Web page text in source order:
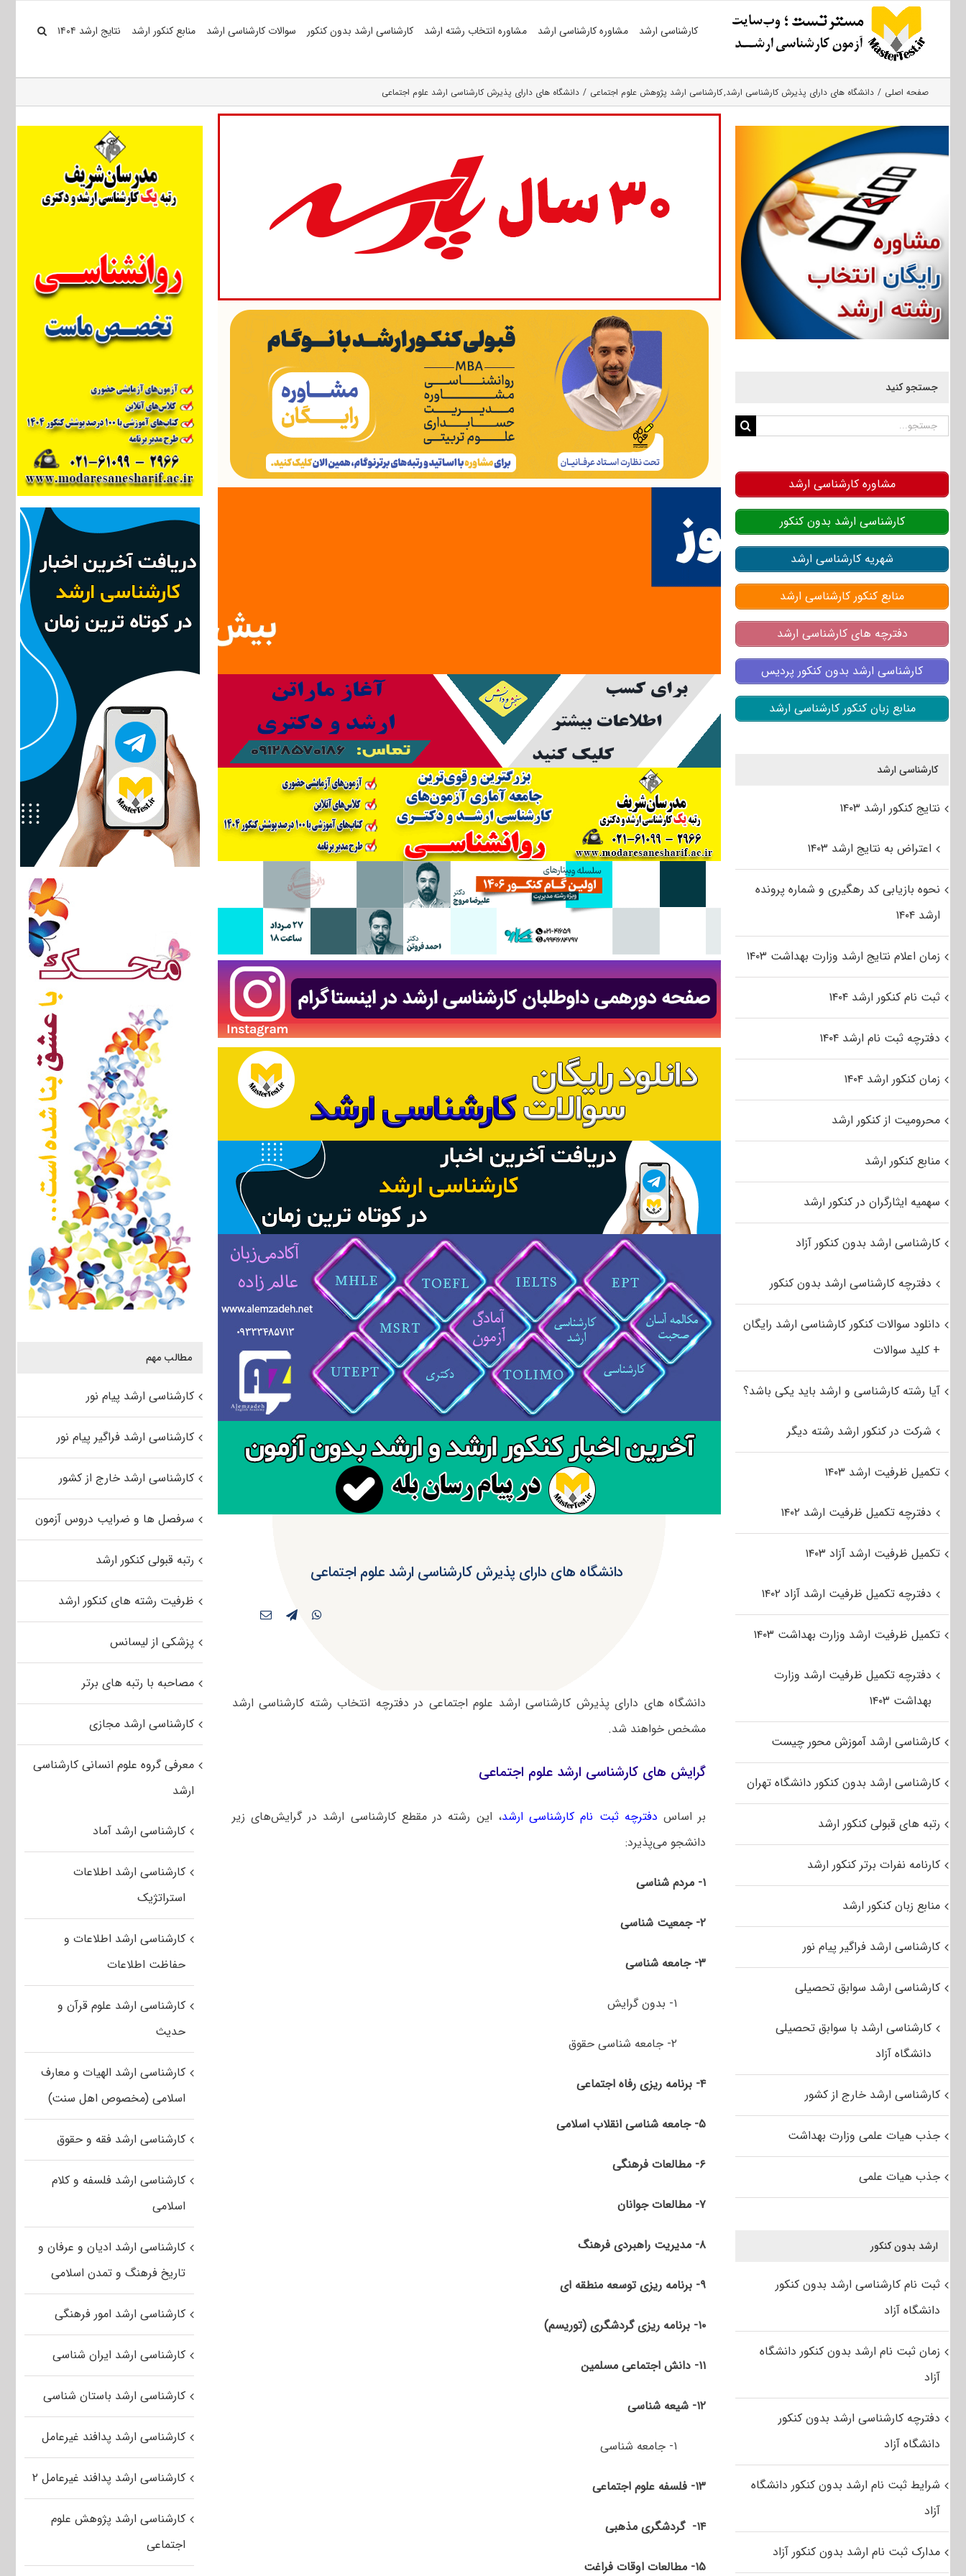
کارشناسی ارشد مشاوره کارشناسی ارشد مشاوره انتخاب رشته ارشد کارشناسی ارشد بدون کنکور سوالات کارشناسی ارشد منابع کنکور ارشد نتایج ارشد ۱۴۰۴
صفحه اصلی دانشگاه های دارای پذیرش کارشناسی ارشد کارشناسی ارشد پژوهش علوم اجتماعی دانشگاه های دارای پذیرش کارشناسی ارشد علوم اجتماعی
دانشگاه های دارای پذیرش کارشناسی ارشد علوم اجتماعی
دانشگاه های دارای پذیرش کارشناسی ارشد علوم اجتماعی در دفترچه انتخاب رشته کارشناسی ارشد
مشخص خواهند شد.
گرایش های کارشناسی ارشد علوم اجتماعی
بر اساس دفترچه ثبت نام کارشناسی ارشد، این رشته در مقطع کارشناسی ارشد در گرایش‌های زیر
دانشجو می‌پذیرد:
۱- مردم شناسی
۲- جمعیت شناسی
۳- جامعه شناسی
۱- بدون گرایش
۲- جامعه شناسی حقوق
۴- برنامه ­ریزی رفاه اجتماعی
۵- جامعه شناسی انقلاب اسلامی
۶- مطالعات فرهنگی
۷- مطالعات جوانان
۸- مدیریت راهبردی فرهنگ
۹- برنامه­ ریزی توسعه منطقه­ ای
۱۰- برنامه ­ریزی گردشگری (توریسم)
۱۱- دانش اجتماعی مسلمین
۱۲- شیعه شناسی
۱- جامعه شناسی
۱۳- فلسفه علوم اجتماعی
۱۴- گردشگری مذهبی
۱۵- مطالعات اوقات فراغت
مطالب مهم
کارشناسی ارشد پیام نور
کارشناسی ارشد فراگیر پیام نور
کارشناسی ارشد خارج از کشور
سرفصل ها و ضرایب دروس آزمون
رتبه قبولی کنکور ارشد
ظرفیت رشته های کنکور ارشد
پزشکی از لیسانس
مصاحبه با رتبه های برتر
کارشناسی ارشد مجازی
معرفی گروه علوم انسانی کارشناسی
ارشد
کارشناسی ارشد آماد
کارشناسی ارشد اطلاعات
استراتژیک
کارشناسی ارشد اطلاعات و
حفاظت اطلاعات
کارشناسی ارشد علوم قرآن و
حدیث
کارشناسی ارشد الهیات و معارف
اسلامی (مخصوص اهل سنت)
کارشناسی ارشد فقه و حقوق
کارشناسی ارشد فلسفه و کلام
اسلامی
کارشناسی ارشد ادیان و عرفان و
تاریخ فرهنگ و تمدن اسلامی
کارشناسی ارشد امور فرهنگی
کارشناسی ارشد ایران شناسی
کارشناسی ارشد باستان شناسی
کارشناسی ارشد پدافند غیرعامل
کارشناسی ارشد پدافند غیرعامل ۲
کارشناسی ارشد پژوهش علوم
اجتماعی
جستجو کنید
جستجو
مشاوره کارشناسی ارشد
کارشناسی ارشد بدون کنکور
شهریه کارشناسی ارشد
منابع کنکور کارشناسی ارشد
دفترچه های کارشناسی ارشد
کارشناسی ارشد بدون کنکور پردیس
منابع زبان کنکور کارشناسی ارشد
کارشناسی ارشد
نتایج کنکور ارشد ۱۴۰۳
اعتراض به نتایج ارشد ۱۴۰۳
نحوه بازیابی کد رهگیری و شماره پرونده
ارشد ۱۴۰۴
زمان اعلام نتایج ارشد وزارت بهداشت ۱۴۰۳
ثبت نام کنکور ارشد ۱۴۰۴
دفترچه ثبت نام ارشد ۱۴۰۴
زمان کنکور ارشد ۱۴۰۴
محرومیت از کنکور ارشد
منابع کنکور ارشد
سهمیه ایثارگران در کنکور ارشد
کارشناسی ارشد بدون کنکور آزاد
دفترچه کارشناسی ارشد بدون کنکور
دانلود سوالات کنکور کارشناسی ارشد رایگان
+ کلید سوالات
آیا رشته کارشناسی و ارشد باید یکی باشد؟
شرکت در کنکور ارشد رشته دیگر
تکمیل ظرفیت ارشد ۱۴۰۳
دفترچه تکمیل ظرفیت ارشد ۱۴۰۲
تکمیل ظرفیت ارشد آزاد ۱۴۰۳
دفترچه تکمیل ظرفیت ارشد آزاد ۱۴۰۲
تکمیل ظرفیت ارشد وزارت بهداشت ۱۴۰۳
دفترچه تکمیل ظرفیت ارشد وزارت
بهداشت ۱۴۰۳
کارشناسی ارشد آموزش محور چیست
کارشناسی ارشد بدون کنکور دانشگاه تهران
رتبه های قبولی کنکور ارشد
کارنامه نفرات برتر کنکور ارشد
منابع زبان کنکور ارشد
کارشناسی ارشد فراگیر پیام نور
کارشناسی ارشد سوابق تحصیلی
کارشناسی ارشد با سوابق تحصیلی
دانشگاه آزاد
کارشناسی ارشد خارج از کشور
جذب هیات علمی وزارت بهداشت
جذب هیات علمی
ارشد بدون کنکور
ثبت نام کارشناسی ارشد بدون کنکور
دانشگاه آزاد
زمان ثبت نام ارشد بدون کنکور دانشگاه
آزاد
دفترچه کارشناسی ارشد بدون کنکور
دانشگاه آزاد
شرایط ثبت نام ارشد بدون کنکور دانشگاه
آزاد
مدارک ثبت نام ارشد بدون کنکور آزاد